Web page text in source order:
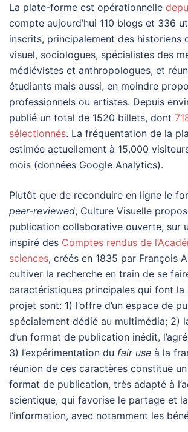
La plate-forme est opérationnelle
compte aujourd’hui 110 blogs et 336
inscrits, principalement des historiens
visuel, sociologues, spécialistes des
médiévistes et anthropologues, et
étudiants mais aussi, en moindre
professionnels ou artistes. Depuis
publié un total de 1520 billets, dont
sélectionnés. La fréquentation de la
estimée actuellement à 15.000
mois (données Google Analytics).
Plutôt que de reconduire en ligne le
peer-reviewed, Culture Visuelle
publication collaborative ouverte, sur
inspiré des Comptes rendus de
sciences, créés en 1835 par François
cultiver la recherche en train de se
caractéristiques principales qui font
projet sont: 1) l’offre d’un espace de
spécialement dédié au multimédia; 2)
d’un format de publication inédit,
3) l’expérimentation du fair use à la
réunion de ces caractères constitue
format de publication, très adapté à
scientique, qui favorise le partage et
l’information, avec notamment les